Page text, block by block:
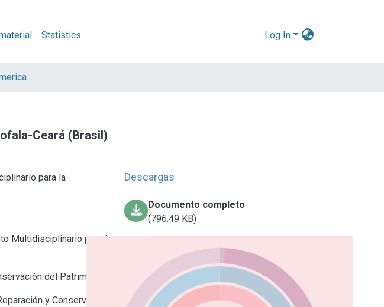
Statistics Log In
III Congreso Iberoamericano y XI Jornada de Técnicas de Reparación y Conservación del Patrimonio
Ceará (Brasil)
para la
Multidisciplinario para la
del Patrimonio
y Conservación
Descargas
Documento completo
(796.49 KB)